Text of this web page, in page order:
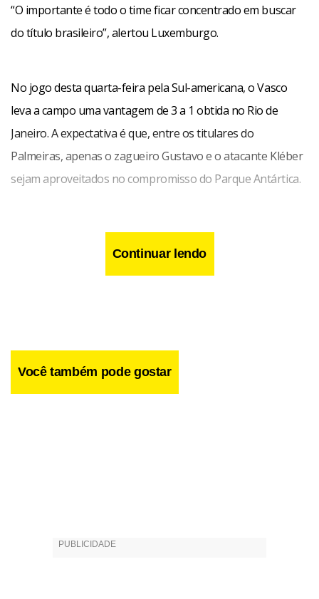
“O importante é todo o time ficar concentrado em buscar
do título brasileiro”, alertou Luxemburgo.
No jogo desta quarta-feira pela Sul-americana, o Vasco
leva a campo uma vantagem de 3 a 1 obtida no Rio de
Janeiro. A expectativa é que, entre os titulares do
Palmeiras, apenas o zagueiro Gustavo e o atacante Kléber
sejam aproveitados no compromisso do Parque Antártica.
Facebook
WhatsApp
LinkedIn
Continuar lendo
Você também pode gostar